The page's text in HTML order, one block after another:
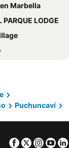
Marbella
PARQUE LODGE
Con Vista Al Mar
Puchuncaví
Facebook
Twitter